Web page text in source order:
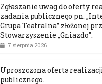
Zgłaszanie uwag do oferty
zadania publicznego pn.
Grupa Teatralna” złożonej
Stowarzyszenie „Gniazdo”.
7 sierpnia 2026
Uproszczona oferta
publicznego.